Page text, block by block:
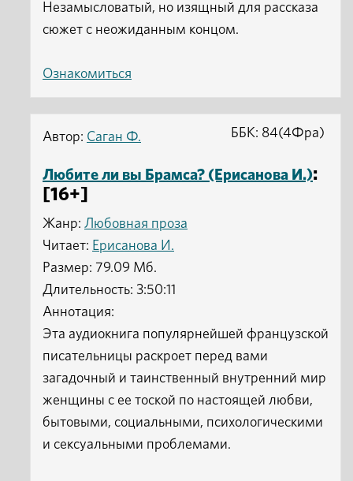
Незамысловатый, но изящный для рассказа
сюжет с неожиданным концом.
Ознакомиться
Автор: Саган Ф.
Любите ли вы Брамса? (Ерисанова И.):
[16+]
Жанр: Любовная проза
Читает: Ерисанова И.
ББК: 84(4Фра)
Размер: 79.09 Мб.
Длительность: 3:50:11
Аннотация:
Эта аудиокнига популярнейшей французской
писательницы раскроет перед вами
загадочный и таинственный внутренний мир
женщины с ее тоской по настоящей любви,
бытовыми, социальными, психологическими
и сексуальными проблемами.